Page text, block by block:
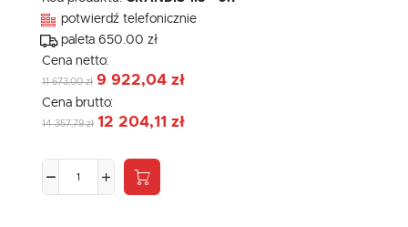
potwierdź telefonicznie
paleta 650.00 zł
Cena netto:
11 673,00 zł 9 922,04 zł
Cena brutto:
14 357,79 zł 12 204,11 zł